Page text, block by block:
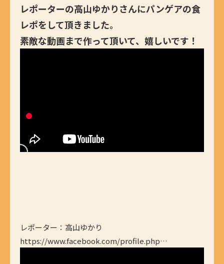
レポーターの高山ゆかりさんにパンゲアの食
レポをして頂きました。
素敵な動画まで作って頂いて、嬉しいです！
レポーター：高山ゆかり
https://www.facebook.com/profile.php…